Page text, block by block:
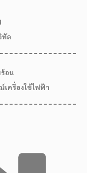
ทัล
อน
เครื่องใช้ไฟฟ้า